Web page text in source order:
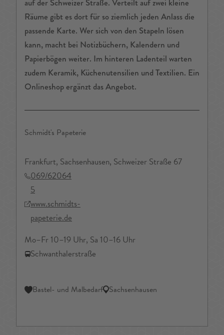
auf der Schweizer Straße. Verteilt auf zwei kleine
Räume gibt es dort für so ziemlich jeden Anlass die
passende Karte. Wer sich von den Stapeln lösen
kann, macht bei Notizbüchern, Kalendern und
Papierbögen weiter. Im hinteren Ladenteil warten
zudem Keramik, Küchenutensilien und Textilien. Ein
Onlineshop ergänzt das Angebot.
Schmidt's Papeterie
Frankfurt, Sachsenhausen, Schweizer Straße 67
069/62064
5
www.schmidts-
papeterie.de
Mo–Fr 10–19 Uhr, Sa 10–16 Uhr
Schwanthalerstraße
Bastel- und Malbedarf Sachsenhausen